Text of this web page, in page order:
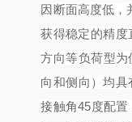
因断面高度低，
获得稳定的精度
方向等负荷型为
向和侧向）均
接触角45度配